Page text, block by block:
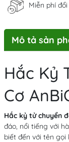
Miễn phí
Mô tả sản
Hắc Kỷ
Cơ
Hắc kỷ tử chuyển
đáo, nổi tiếng với
biết đến với tên gọi